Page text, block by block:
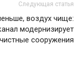
Следующая статья
воздух чище:
модернизирует
сооружения